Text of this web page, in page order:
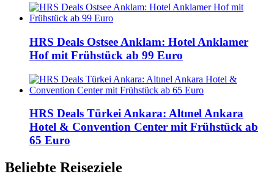
HRS Deals Ostsee Anklam: Hotel Anklamer
Hof mit Frühstück ab 99 Euro
HRS Deals Türkei Ankara: Altınel Ankara
Hotel & Convention Center mit Frühstück ab
65 Euro
Beliebte Reiseziele